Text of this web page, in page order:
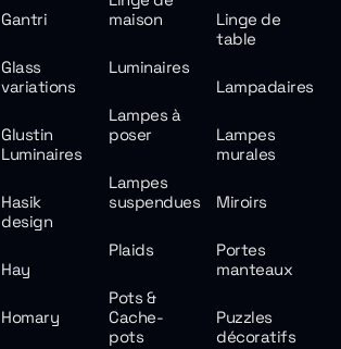
Gantri
Glass
variations
Glustin
Luminaires
Hasik
design
Hay
Homary
maison
Linge de
table
Luminaires
Lampadaires
Lampes à
poser
Lampes
murales
Lampes
suspendues
Miroirs
Plaids
Portes
manteaux
Pots &
Cache-
pots
Puzzles
décoratifs